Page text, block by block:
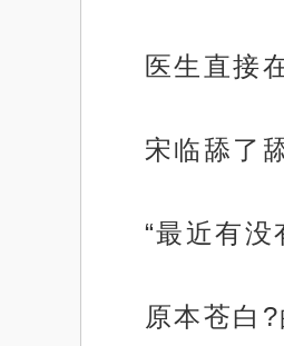
医生直接
宋临舔了
“最近有没
原本苍白